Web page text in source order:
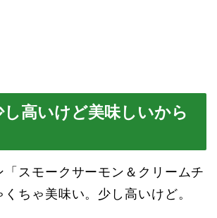
高いけど美味しいから
「スモークサーモン＆クリームチ
ちゃ美味い。少し高いけど。